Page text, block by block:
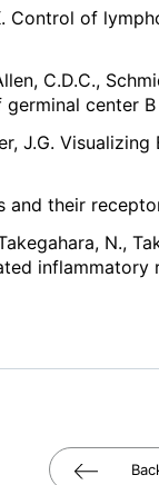
Control of
C.D.C.,
center
J.G.
and their
N.,